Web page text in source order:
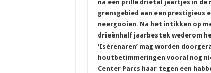
na een prille drietal jaartjes in de
grensgebied aan een
neergooien. Na het intikken op
drieënhalf jaarbestek wederom
‘Isèrenaren’ mag worden
houtbetimmeringen vooral nog
Center Parcs haar tegen een